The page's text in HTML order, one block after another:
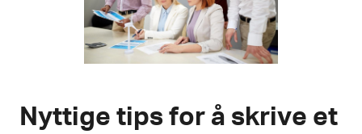
Nyttige tips for å skrive et